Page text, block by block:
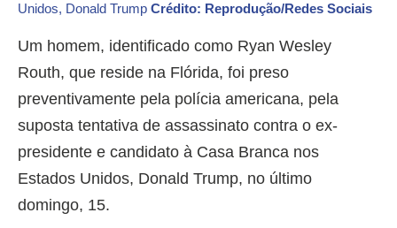
Unidos, Donald Trump Crédito: Reprodução/Redes Sociais
Um homem, identificado como Ryan Wesley
Routh, que reside na Flórida, foi preso
preventivamente pela polícia americana, pela
suposta tentativa de assassinato contra o ex-
presidente e candidato à Casa Branca nos
Estados Unidos, Donald Trump, no último
domingo, 15.